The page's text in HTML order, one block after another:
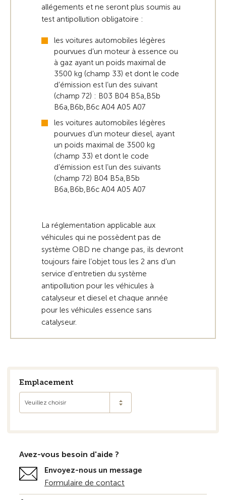
allégements et ne seront plus soumis au
test antipollution obligatoire :
les voitures automobiles légères
pourvues d’un moteur à essence ou
à gaz ayant un poids maximal de
3500 kg (champ 33) et dont le code
d’émission est l’un des suivant
(champ 72) : B03 B04 B5a,B5b
B6a,B6b,B6c A04 A05 A07
les voitures automobiles légères
pourvues d’un moteur diesel, ayant
un poids maximal de 3500 kg
(champ 33) et dont le code
d’émission est l’un des suivants
(champ 72) B04 B5a,B5b
B6a,B6b,B6c A04 A05 A07
La réglementation applicable aux
véhicules qui ne possèdent pas de
système OBD ne change pas, ils devront
toujours faire l’objet tous les 2 ans d’un
service d’entretien du système
antipollution pour les véhicules à
catalyseur et diesel et chaque année
pour les véhicules essence sans
catalyseur.
Emplacement
Veuillez choisir
Avez-vous besoin d'aide ?
Envoyez-nous un message
Formulaire de contact